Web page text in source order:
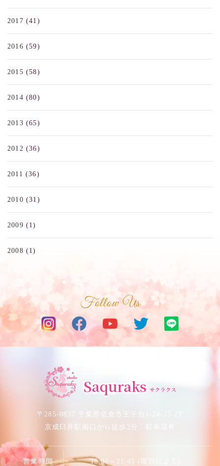
2017 (41)
2016 (59)
2015 (58)
2014 (80)
2013 (65)
2012 (36)
2011 (36)
2010 (31)
2009 (1)
2008 (1)
Follow Us
Saquraks サクラクス
〒285-0837 千葉県佐倉市王子台1-24-25-2F
京成臼井駅南口から徒歩2分 / 駐車場有
営業時間 10:00～21:45 (曜日による)